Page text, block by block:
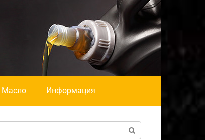
Масло Информация